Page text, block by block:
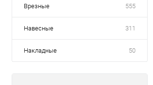
Врезные 555
Навесные 311
Накладные 50